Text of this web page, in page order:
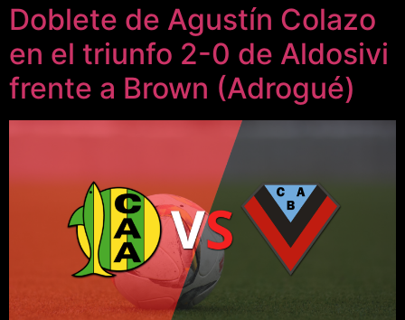
Doblete de Agustín Colazo
en el triunfo 2-0 de Aldosivi
frente a Brown (Adrogué)